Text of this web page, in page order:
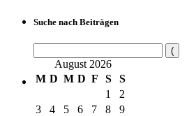
Suche nach Beiträgen
August 2026
M D M D F S S
1
2
3
4 5 6 7 8
9